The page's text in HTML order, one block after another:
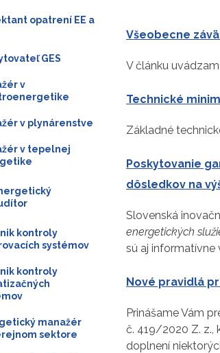
Všeobecne
V článku
Technické
Základné
Poskytovanie
dôsledkov na
Slovenská
energetických
sú aj
Nové pravidlá
Prinášame Vám
č. 419/2020 Z. z.,
doplnení
opatrení EE a
GES
v
v plynárenstve
v tepelnej
kontroly
systémov
kontroly
manažér
sektore